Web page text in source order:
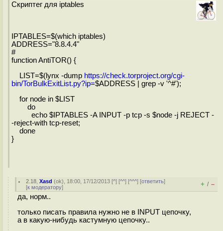
Скриптег для iptables
IPTABLES=$(which iptables)
ADDRESS="8.8.4.4"
#
function AntiTOR() {
LIST=$(lynx -dump https://check.torproject.org/cgi-
bin/TorBulkExitList.py?ip=$ADDRESS | grep -v '^#');
for node in $LIST
do
echo $IPTABLES -A INPUT -p tcp -s $node -j REJECT -
-reject-with tcp-reset;
done
}
2.18 ,Xasd (ok), 18:00, 17/12/2013 [^] [^^] [^^^] [ответить]
[к модератору] + / –
да, норм..
только писать правила нужно не в INPUT цепочку,
а в какую-нибудь кастумную цепочку..